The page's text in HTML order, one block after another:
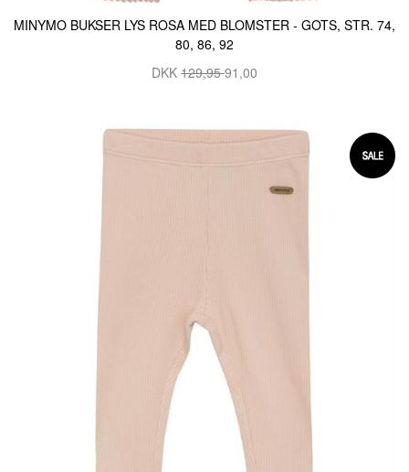
MINYMO BUKSER LYS ROSA MED BLOMSTER - GOTS, STR. 74,
80, 86, 92
DKK 129,9591,00